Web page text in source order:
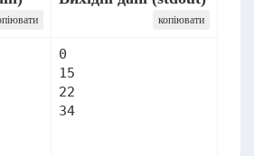
копіювати
0
15
22